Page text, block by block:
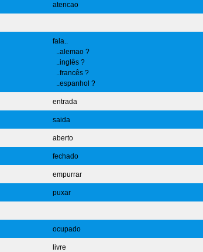
atencao
fala..
..alemao ?
..inglês ?
..francês ?
..espanhol ?
entrada
saida
aberto
fechado
empurrar
puxar
ocupado
livre